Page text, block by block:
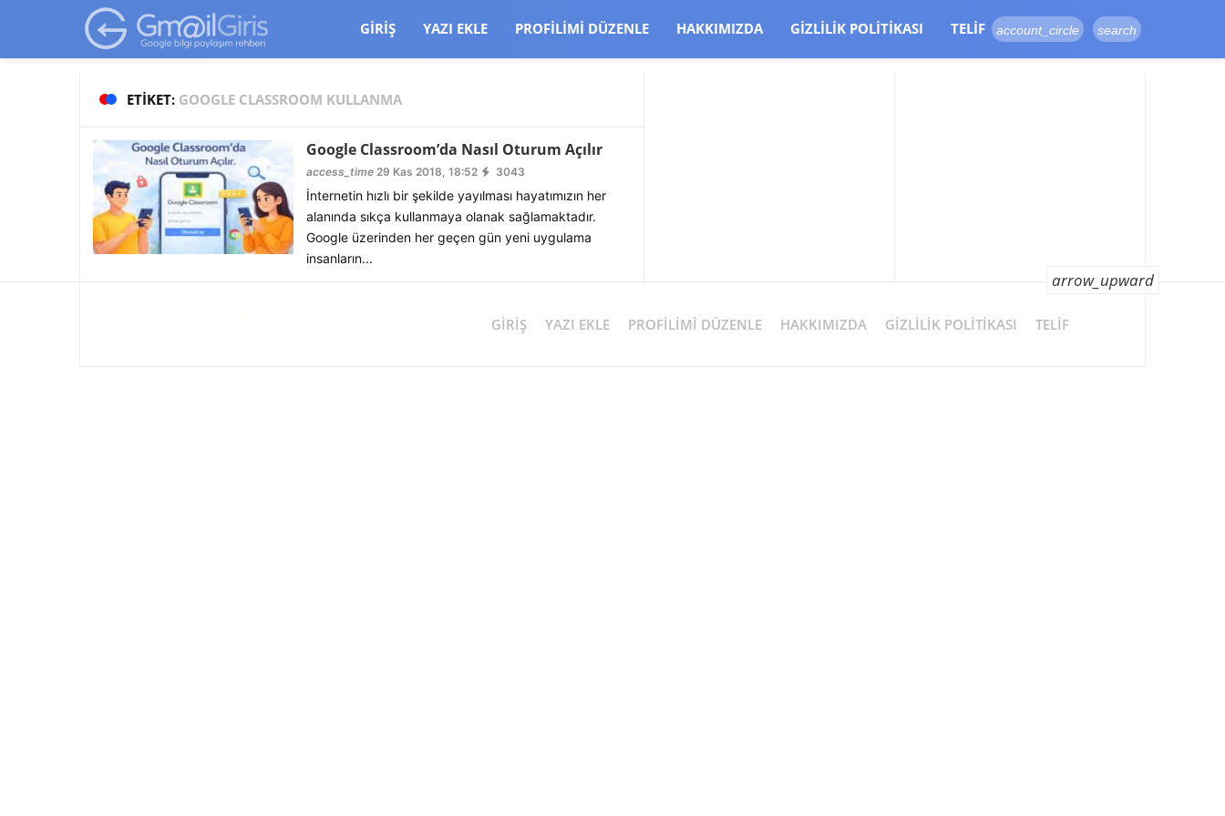
google-site-verification=vqSI0upH550kabR5X8xpjMYieaXmuBueYgCJBW3uetM
GIRIŞ YAZI EKLE PROFILIMI DÜZENLE HAKKIMIZDA GIZLILIK POLITIKASI TELIF account_circle search
ETIKET: GOOGLE CLASSROOM KULLANMA
Google Classroom’da Nasıl Oturum Açılır
access_time 29 Kas 2018, 18:52 3043
İnternetin hızlı bir şekilde yayılması hayatımızın her
alanında sıkça kullanmaya olanak sağlamaktadır.
Google üzerinden her geçen gün yeni uygulama
insanların...
GIRIŞ YAZI EKLE PROFILIMI DÜZENLE HAKKIMIZDA GIZLILIK POLITIKASI TELIF
arrow_upward